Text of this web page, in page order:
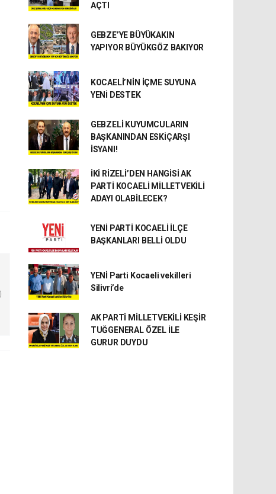
AÇTI
GEBZE’YE BÜYÜKAKIN
YAPIYOR BÜYÜKGÖZ BAKIYOR
KOCAELİ’NİN İÇME SUYUNA
YENİ DESTEK
GEBZELİ KUYUMCULARIN
BAŞKANINDAN ESKİÇARŞI
İSYANI!
İKİ RİZELİ’DEN HANGİSİ AK
PARTİ KOCAELİ MİLLETVEKİLİ
ADAYI OLABİLECEK?
YENİ PARTİ KOCAELİ İLÇE
BAŞKANLARI BELLİ OLDU
YENİ Parti Kocaeli vekilleri
Silivri’de
AK PARTİ MİLLETVEKİLİ KEŞİR
TUĞGENERAL ÖZEL İLE
GURUR DUYDU